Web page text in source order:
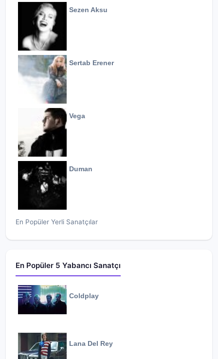
Sezen Aksu
Sertab Erener
Vega
Duman
En Popüler Yerli Sanatçılar
En Popüler 5 Yabancı Sanatçı
Coldplay
Lana Del Rey